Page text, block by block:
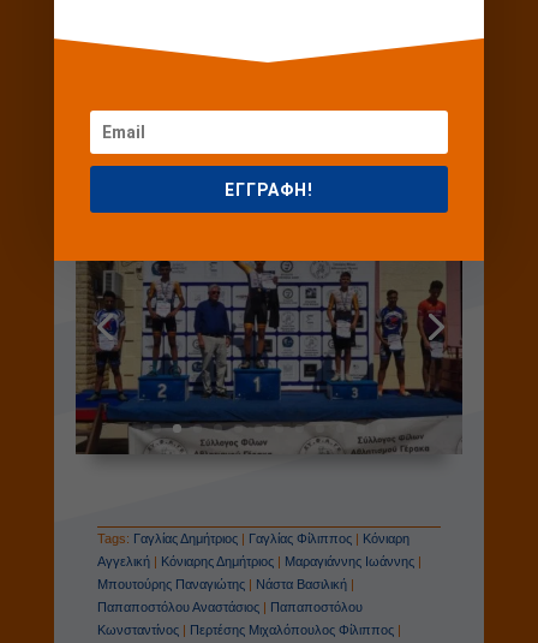
Tags: Γαγλίας Δημήτριος| Γαγλίας Φίλιππος| Κόνιαρη
Αγγελική| Κόνιαρης Δημήτριος| Μαραγιάννης Ιωάννης|
Μπουτούρης Παναγιώτης| Νάστα Βασιλική|
Παπαποστόλου Αναστάσιος| Παπαποστόλου
Κωνσταντίνος| Περτέσης Μιχαλόπουλος Φίλιππος|
ΕΓΓΡΑΦΗ!